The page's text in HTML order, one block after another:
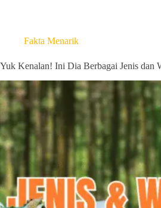
Fakta Menarik
Yuk Kenalan! Ini Dia Berbagai Jenis dan